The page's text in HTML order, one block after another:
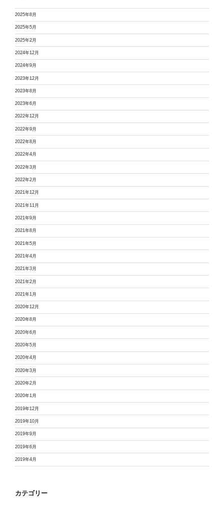
2025年8月
2025年5月
2025年2月
2024年12月
2024年9月
2023年12月
2023年8月
2023年6月
2022年12月
2022年9月
2022年8月
2022年4月
2022年3月
2022年2月
2021年12月
2021年11月
2021年9月
2021年8月
2021年5月
2021年4月
2021年3月
2021年2月
2021年1月
2020年12月
2020年8月
2020年6月
2020年5月
2020年4月
2020年3月
2020年2月
2020年1月
2019年12月
2019年10月
2019年9月
2019年6月
2019年4月
カテゴリー